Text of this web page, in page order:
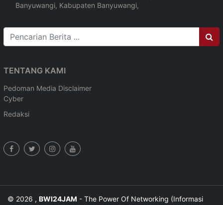
Banyuwangi, Kabupaten Banyuwangi,
TENTANG KAMI
Pedoman Media
Cyber
Disclaimer
Redaksi
© 2026 , BWI24JAM - The Power Of Networking (Informasi